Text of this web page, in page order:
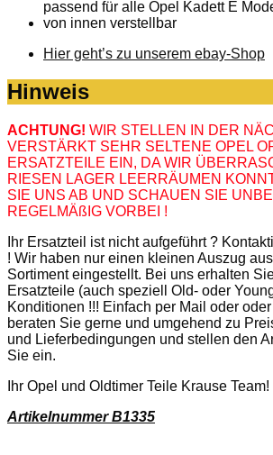
passend für alle Opel Kadett E
von innen verstellbar
Hier geht’s zu unserem ebay-Shop
Hinweis
ACHTUNG! WIR STELLEN IN DER
VERSTÄRKT SEHR SELTENE OPEL
ERSATZTEILE EIN, DA WIR
RIESEN LAGER LEERRÄUMEN
SIE UNS AB UND SCHAUEN SIE
REGELMÄßIG VORBEI !
Ihr Ersatzteil ist nicht aufgeführt ?
! Wir haben nur einen kleinen Auszug
Sortiment eingestellt. Bei uns erhalten
Ersatzteile (auch speziell Old- oder
Konditionen !!! Einfach per Mail oder
beraten Sie gerne und umgehend zu
und Lieferbedingungen und stellen den
Sie ein.
Ihr Opel und Oldtimer Teile Krause Team!
Artikelnummer B1335